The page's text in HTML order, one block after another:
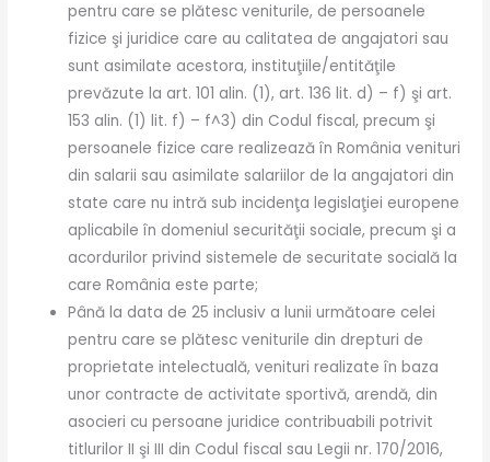
pentru care se plătesc veniturile, de persoanele
fizice şi juridice care au calitatea de angajatori sau
sunt asimilate acestora, instituţiile/entităţile
prevăzute la art. 101 alin. (1), art. 136 lit. d) – f) şi art.
153 alin. (1) lit. f) – f^3) din Codul fiscal, precum şi
persoanele fizice care realizează în România venituri
din salarii sau asimilate salariilor de la angajatori din
state care nu intră sub incidenţa legislaţiei europene
aplicabile în domeniul securităţii sociale, precum şi a
acordurilor privind sistemele de securitate socială la
care România este parte;
Până la data de 25 inclusiv a lunii următoare celei
pentru care se plătesc veniturile din drepturi de
proprietate intelectuală, venituri realizate în baza
unor contracte de activitate sportivă, arendă, din
asocieri cu persoane juridice contribuabili potrivit
titlurilor II şi III din Codul fiscal sau Legii nr. 170/2016,